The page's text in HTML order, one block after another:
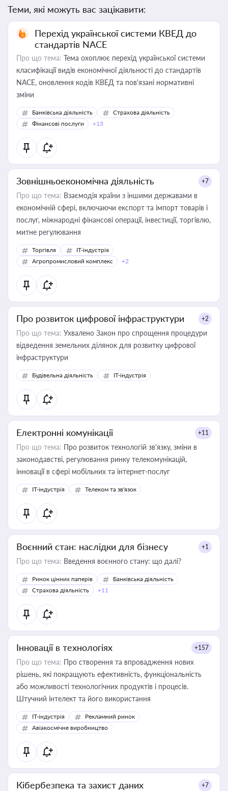
Теми, які можуть вас зацікавити:
Перехід української системи КВЕД до
стандартів NACE
Про що тема: Тема охоплює перехід української системи
класифікації видів економічної діяльності до стандартів
NACE, оновлення кодів КВЕД та пов'язані нормативні
зміни
Банківська діяльність
Страхова діяльність
Фінансові послуги
+13
Зовнішньоекономічна діяльність +7
Про що тема: Взаємодія країни з іншими державами в
економічній сфері, включаючи експорт та імпорт товарів і
послуг, міжнародні фінансові операції, інвестиції, торгівлю,
митне регулювання
Торгівля
IT-індустрія
Агропромисловий комплекс
+2
Про розвиток цифрової інфраструктури +2
Про що тема: Ухвалено Закон про спрощення процедури
відведення земельних ділянок для розвитку цифрової
інфраструктури
Будівельна діяльність IT-індустрія
Електронні комунікації +11
Про що тема: Про розвиток технологій зв'язку, зміни в
законодавстві, регулювання ринку телекомунікацій,
інновації в сфері мобільних та інтернет-послуг
IT-індустрія Телеком та зв'язок
Воєнний стан: наслідки для бізнесу +1
Про що тема: Введення воєнного стану: що далі?
Ринок цінних паперів
Банківська діяльність
Страхова діяльність
+11
Інновації в технологіях +157
Про що тема: Про створення та впровадження нових
рішень, які покращують ефективність, функціональність
або можливості технологічних продуктів і процесів.
Штучний інтелект та його використання
IT-індустрія
Рекламний ринок
Авіакосмічне виробництво
Кібербезпека та захист даних +7